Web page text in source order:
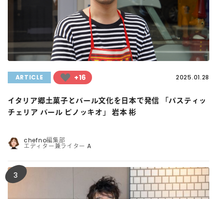
ARTICLE +16 2025.01.28
イタリア郷土菓子とバール文化を日本で発信 「パスティッ
チェリア バール ピノッキオ」 岩本 彬
chefno編集部
エディター兼ライター A
3